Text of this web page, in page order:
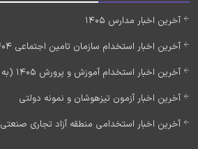
آخرین اخبار مدارس 1405
آخرین اخبار استخدام سازمان تامین اجتماعی 1404 (به زودی)
آخرین اخبار استخدام آموزش و پرورش 1405 (به زودی)
آخرین اخبار آزمون تیزهوشان و نمونه دولتی
آخرین اخبار استخدامی منطقه آزاد تجاری صنعتی 1405